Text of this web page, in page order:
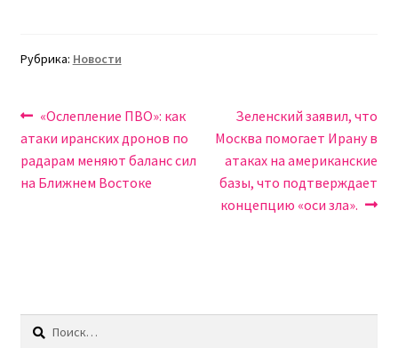
Рубрика: Новости
Навигация
по
записям
Предыдущая
запись:
«Ослепление ПВО»: как
атаки иранских дронов по
радарам меняют баланс сил
на Ближнем Востоке
Следующая
запись:
Зеленский заявил, что
Москва помогает Ирану в
атаках на американские
базы, что подтверждает
концепцию «оси зла».
Найти: